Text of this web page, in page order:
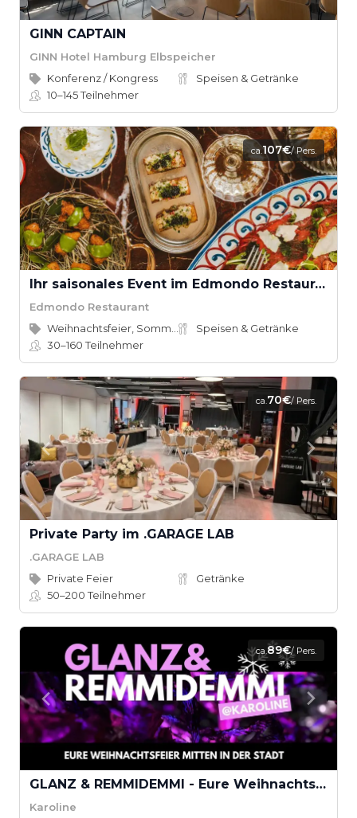
GINN CAPTAIN
GINN Hotel Hamburg Elbspeicher
Konferenz / Kongress
Speisen & Getränke
10–145Teilnehmer
ca.107€/ Pers.
Ihr saisonales Event im Edmondo Restaurant
Edmondo Restaurant
Speisen & Getränke
30–160Teilnehmer
ca.70€/ Pers.
Private Party im .GARAGE LAB
.GARAGE LAB
Private Feier
Getränke
50–200Teilnehmer
ca.89€/ Pers.
GLANZ & REMMIDEMMI - Eure Weihnachtsfeier mitten in der Stadt
Karoline